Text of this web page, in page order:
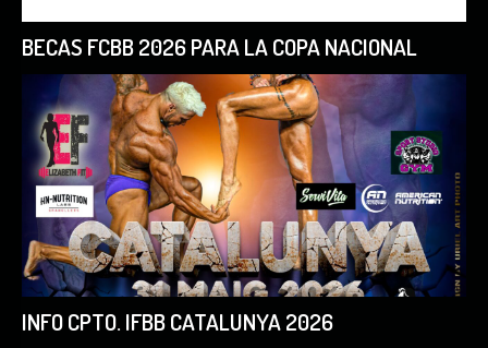
BECAS FCBB 2026 PARA LA COPA NACIONAL
INFO CPTO. IFBB CATALUNYA 2026